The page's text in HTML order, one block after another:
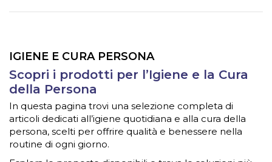
IGIENE E CURA PERSONA
Scopri i prodotti per l’Igiene e la Cura
della Persona
In questa pagina trovi una selezione completa di
articoli dedicati all’igiene quotidiana e alla cura della
persona, scelti per offrire qualità e benessere nella
routine di ogni giorno.